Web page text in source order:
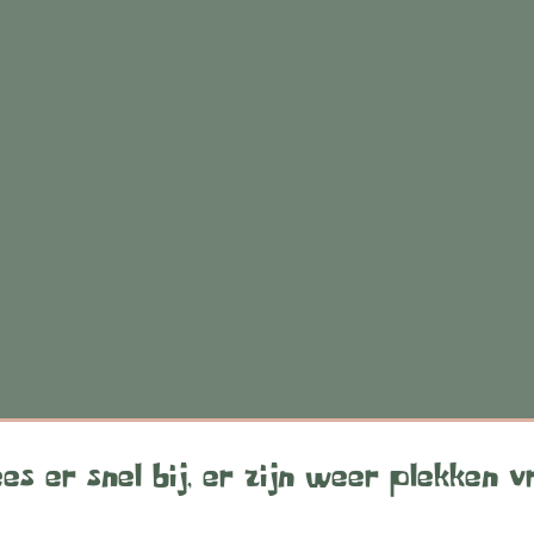
er snel bij, er zijn weer plekken